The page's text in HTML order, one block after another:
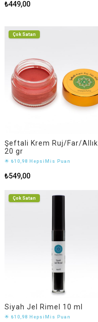
₺449,00
Şeftali Krem Ruj/Far/Allık
20 gr
🌟 ₺10,98 HepsiMis Puan
₺549,00
Çok Satan
Siyah Jel Rimel 10 ml
🌟 ₺10,98 HepsiMis Puan
Çok Satan